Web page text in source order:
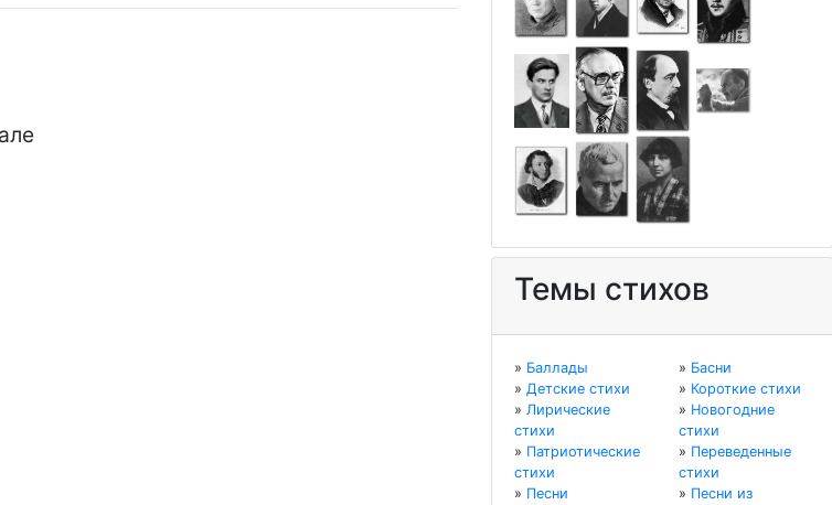
Темы стихов
» Баллады » Басни
» Детские стихи » Короткие стихи
» Лирические
стихи
» Новогодние
стихи
» Патриотические
стихи
» Переведенные
стихи
» Песни » Песни из